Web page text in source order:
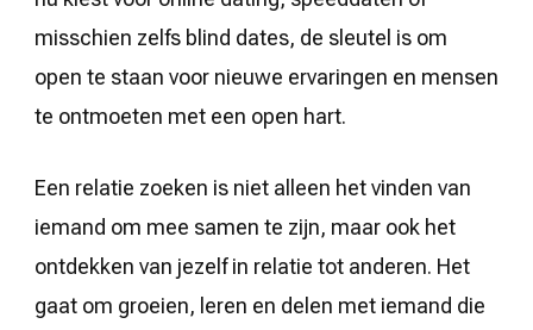
misschien zelfs blind dates, de sleutel is om
open te staan voor nieuwe ervaringen en mensen
te ontmoeten met een open hart.
Een relatie zoeken is niet alleen het vinden van
iemand om mee samen te zijn, maar ook het
ontdekken van jezelf in relatie tot anderen. Het
gaat om groeien, leren en delen met iemand die